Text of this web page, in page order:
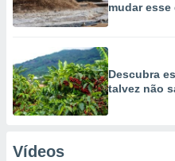
mudar
Descubra
talvez não
Vídeos